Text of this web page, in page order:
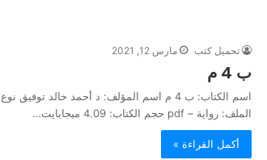
تحميل كتب مارس 12, 2021
ب 4 م
اسم الكتاب: ب 4 م اسم المؤلف: د أحمد خالد توفيق نوع
الملف: رواية – pdf حجم الكتاب: 4.09 ميجابايت…
أكمل القراءة »